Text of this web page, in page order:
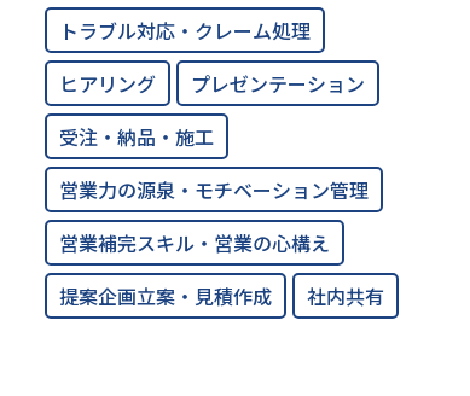
トラブル対応・クレーム処理
ヒアリング
プレゼンテーション
受注・納品・施工
営業力の源泉・モチベーション管理
営業補完スキル・営業の心構え
提案企画立案・見積作成
社内共有